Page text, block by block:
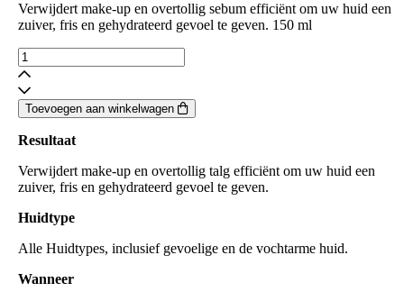
Verwijdert make-up en overtollig sebum efficiënt om uw huid een
zuiver, fris en gehydrateerd gevoel te geven. 150 ml
dermaceutic
-
Advanced
Cleanser
aantal
Toevoegen aan winkelwagen
Resultaat
Verwijdert make-up en overtollig talg efficiënt om uw huid een
zuiver, fris en gehydrateerd gevoel te geven.
Huidtype
Alle Huidtypes, inclusief gevoelige en de vochtarme huid.
Wanneer